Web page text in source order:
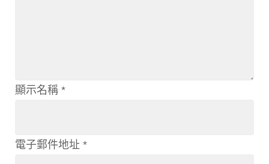
顯示名稱 *
電子郵件地址 *